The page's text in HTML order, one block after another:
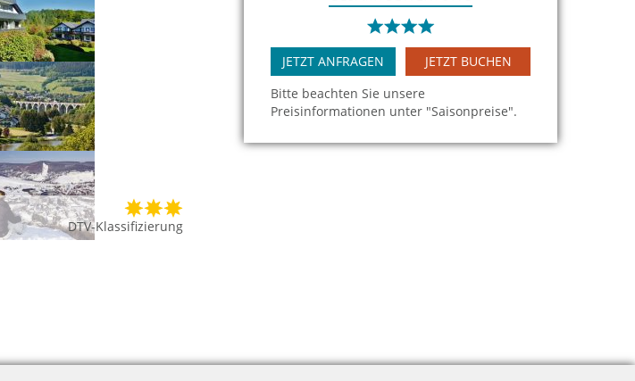
DTV-Klassifizierung
JETZT ANFRAGEN
JETZT BUCHEN
Bitte beachten Sie unsere
Preisinformationen unter "Saisonpreise".